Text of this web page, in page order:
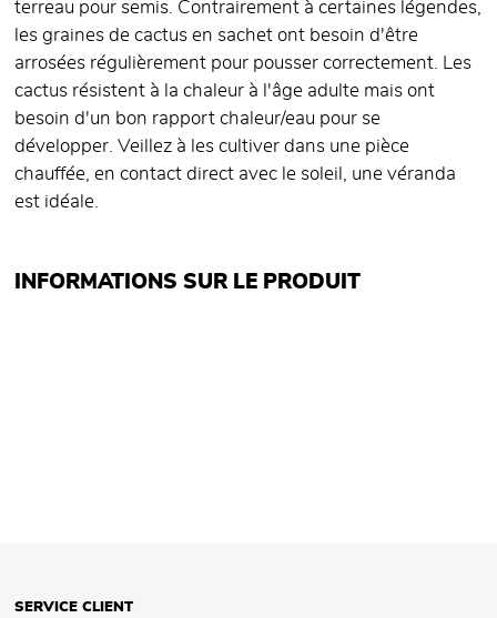
terreau pour semis. Contrairement à certaines légendes,
les graines de cactus en sachet ont besoin d'être
arrosées régulièrement pour pousser correctement. Les
cactus résistent à la chaleur à l'âge adulte mais ont
besoin d'un bon rapport chaleur/eau pour se
développer. Veillez à les cultiver dans une pièce
chauffée, en contact direct avec le soleil, une véranda
est idéale.
INFORMATIONS SUR LE PRODUIT
SERVICE CLIENT